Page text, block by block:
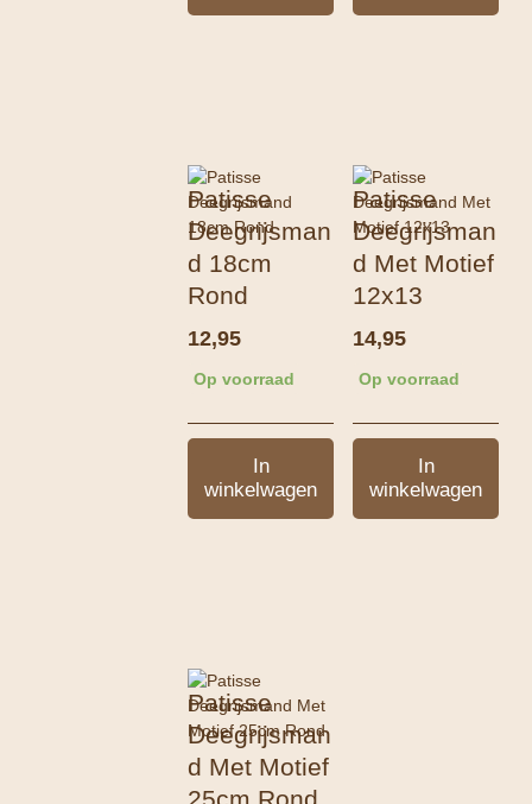
Patisse
Deegrijsman
d 18cm
Rond
12,95
Op voorraad
In
winkelwagen
Patisse
Deegrijsman
d Met Motief
12x13
14,95
Op voorraad
In
winkelwagen
Patisse
Deegrijsman
d Met Motief